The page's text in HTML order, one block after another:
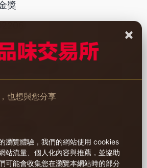
獎
Blanc
元
×
也想與您分享
瀏覽體驗，我們的網站使用 cookies
站流量、個人化內容與推薦，並協助
可能會收集您在瀏覽本網站時的部分